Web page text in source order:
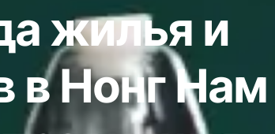
жилья и
в Нонг Нам